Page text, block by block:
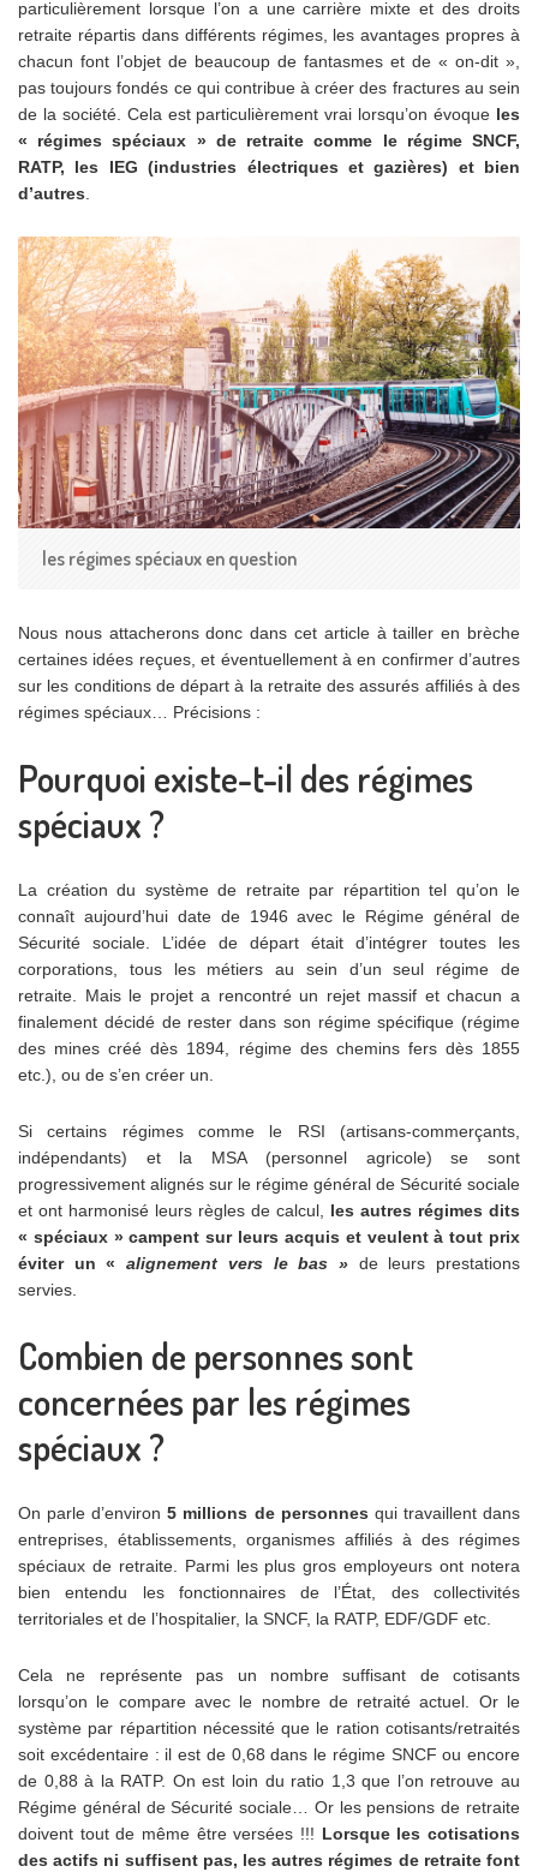
particulièrement lorsque l’on a une carrière mixte et des droits
retraite répartis dans différents régimes, les avantages propres à
chacun font l’objet de beaucoup de fantasmes et de « on-dit »,
pas toujours fondés ce qui contribue à créer des fractures au sein
de la société. Cela est particulièrement vrai lorsqu’on évoque les
« régimes spéciaux » de retraite comme le régime SNCF,
RATP, les IEG (industries électriques et gazières) et bien
d’autres
les régimes spéciaux en question
Nous nous attacherons donc dans cet article à tailler en brèche
certaines idées reçues, et éventuellement à en confirmer d’autres
sur les conditions de départ à la retraite des assurés affiliés à des
régimes spéciaux… Précisions :
Pourquoi existe-t-il des régimes
spéciaux ?
La création du système de retraite par répartition tel qu’on le
connaît aujourd’hui date de 1946 avec le Régime général de
Sécurité sociale. L’idée de départ était d’intégrer toutes les
corporations, tous les métiers au sein d’un seul régime de
retraite. Mais le projet a rencontré un rejet massif et chacun a
finalement décidé de rester dans son régime spécifique (régime
des mines créé dès 1894, régime des chemins fers dès 1855
etc.), ou de s’en créer un.
Si certains régimes comme le RSI (artisans-commerçants,
indépendants) et la MSA (personnel agricole) se sont
progressivement alignés sur le régime général de Sécurité sociale
et ont harmonisé leurs règles de calcul, les autres régimes dits
« spéciaux » campent sur leurs acquis et veulent à tout prix
éviter un «alignement vers le bas »de leurs prestations
servies.
Combien de personnes sont
concernées par les régimes
spéciaux ?
On parle d’environ5 millions de personnes qui travaillent dans
entreprises, établissements, organismes affiliés à des régimes
spéciaux de retraite. Parmi les plus gros employeurs ont notera
bien entendu les fonctionnaires de l’État, des collectivités
territoriales et de l’hospitalier, la SNCF, la RATP, EDF/GDF etc.
Cela ne représente pas un nombre suffisant de cotisants
lorsqu’on le compare avec le nombre de retraité actuel. Or le
système par répartition nécessité que le ration cotisants/retraités
soit excédentaire : il est de 0,68 dans le régime SNCF ou encore
de 0,88 à la RATP. On est loin du ratio 1,3 que l’on retrouve au
Régime général de Sécurité sociale… Or les pensions de retraite
doivent tout de même être versées !!! Lorsque les cotisations
des actifs ni suffisent pas, les autres régimes de retraite font